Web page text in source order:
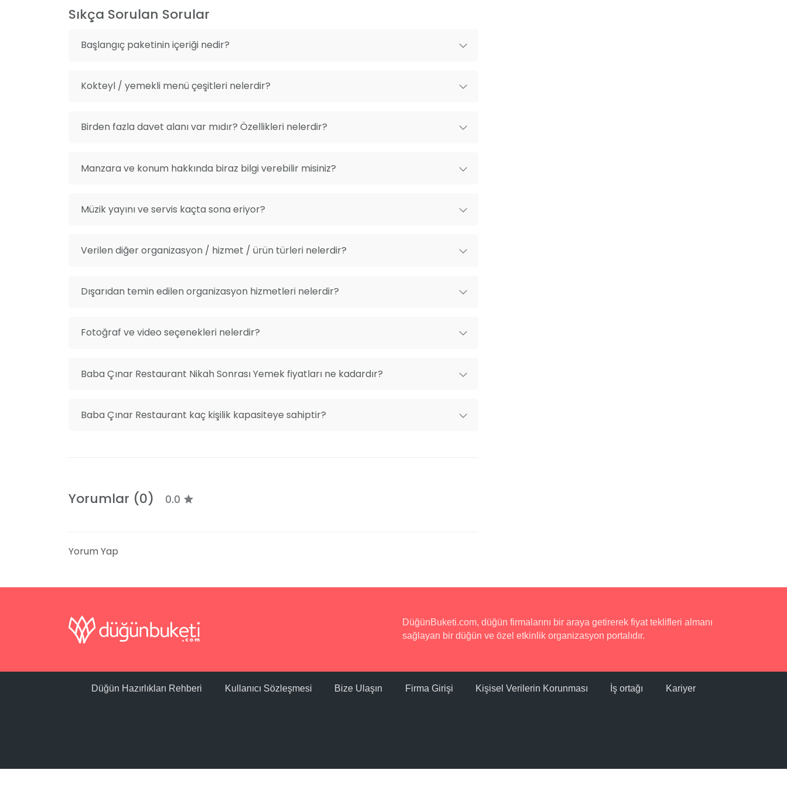
stresinden uzaklaşarak dingin bir nefes alabileceğiniz bir cennet. Yeşilin her tonunu
bulabileceğiniz bahçemiz ve şehir manzaralı etkinlik alanlarımız, etkinliğinize doğal bir
Sıkça Sorulan Sorular
Başlangıç paketinin içeriği nedir?
Kokteyl / yemekli menü çeşitleri nelerdir?
Birden fazla davet alanı var mıdır? Özellikleri nelerdir?
Manzara ve konum hakkında biraz bilgi verebilir misiniz?
Müzik yayını ve servis kaçta sona eriyor?
Verilen diğer organizasyon / hizmet / ürün türleri nelerdir?
Dışarıdan temin edilen organizasyon hizmetleri nelerdir?
Fotoğraf ve video seçenekleri nelerdir?
Baba Çınar Restaurant Nikah Sonrası Yemek fiyatları ne kadardır?
Baba Çınar Restaurant kaç kişilik kapasiteye sahiptir?
Yorumlar (0) 0.0
Yorum Yap
DüğünBuketi.com, düğün firmalarını bir araya getirerek fiyat teklifleri almanı
sağlayan bir düğün ve özel etkinlik organizasyon portalıdır.
Düğün Hazırlıkları Rehberi Kullanıcı Sözleşmesi Bize Ulaşın Firma Girişi Kişisel Verilerin Korunması İş ortağı Kariyer